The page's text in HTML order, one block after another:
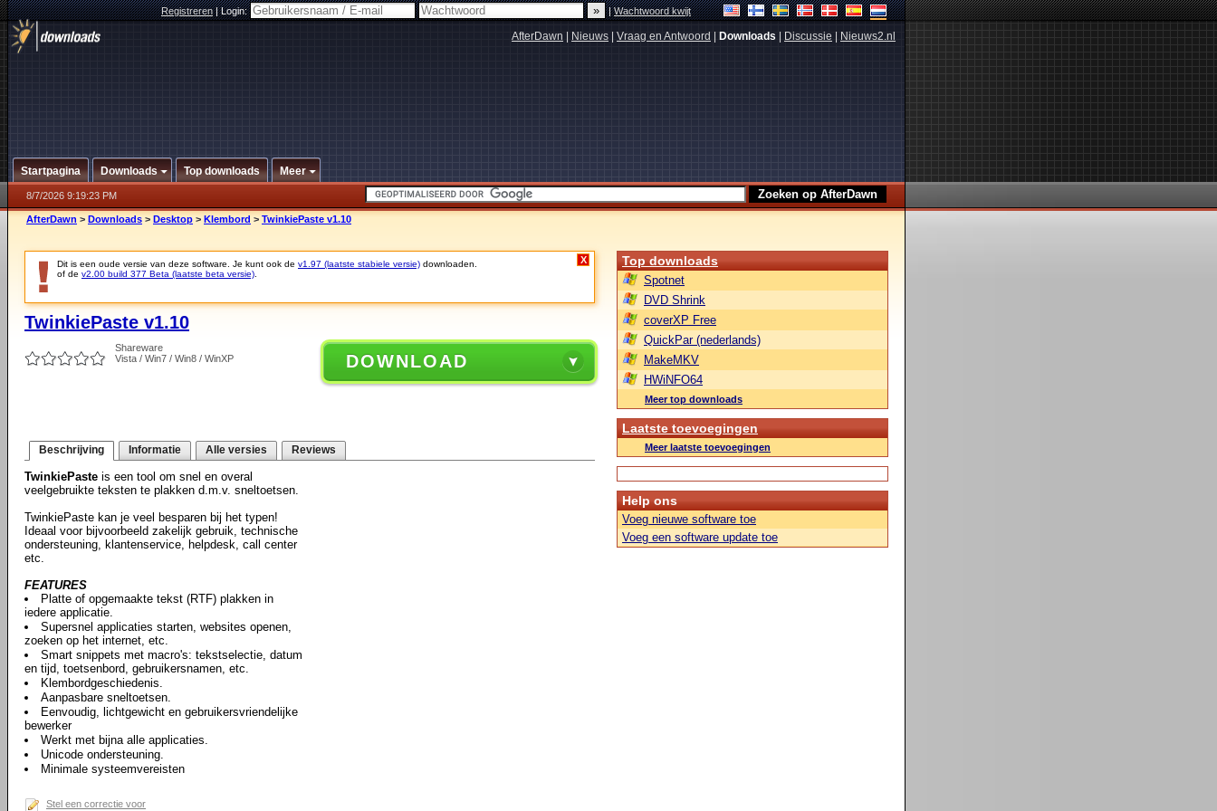
Registreren|Login: |Wachtwoord kwijt
AfterDawn Nieuws Vraag en Antwoord Downloads Discussie Nieuws2.nl
Startpagina Downloads Top downloads Meer
8/7/2026 9:19:23 PM
AfterDawn > Downloads > Desktop > Klembord > TwinkiePaste v1.10
Dit is een oude versie van deze software. Je kunt ook de v1.97 (laatste stabiele versie) downloaden.
of de v2.00 build 377 Beta (laatste beta versie)
X
TwinkiePaste v1.10
Shareware
Vista / Win7 / Win8 / WinXP
DOWNLOAD
Beschrijving Informatie Alle versies Reviews
TwinkiePaste is een tool om snel en overal
veelgebruikte teksten te plakken d.m.v. sneltoetsen.
TwinkiePaste kan je veel besparen bij het typen!
Ideaal voor bijvoorbeeld zakelijk gebruik, technische
ondersteuning, klantenservice, helpdesk, call center
etc.
FEATURES
Platte of opgemaakte tekst (RTF) plakken in
iedere applicatie.
Supersnel applicaties starten, websites openen,
zoeken op het internet, etc.
Smart snippets met macro's: tekstselectie, datum
en tijd, toetsenbord, gebruikersnamen, etc.
Klembordgeschiedenis.
Aanpasbare sneltoetsen.
Eenvoudig, lichtgewicht en gebruikersvriendelijke
bewerker
Werkt met bijna alle applicaties.
Unicode ondersteuning.
Minimale systeemvereisten
Stel een correctie voor
Top downloads
Spotnet
DVD Shrink
coverXP Free
QuickPar (nederlands)
MakeMKV
HWiNFO64
Meer top downloads
Laatste toevoegingen
Meer laatste toevoegingen
Help ons
Voeg nieuwe software toe
Voeg een software update toe